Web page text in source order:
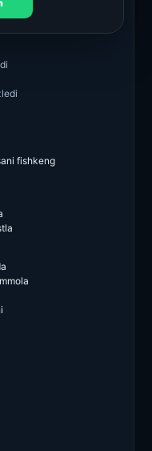
fishkeng